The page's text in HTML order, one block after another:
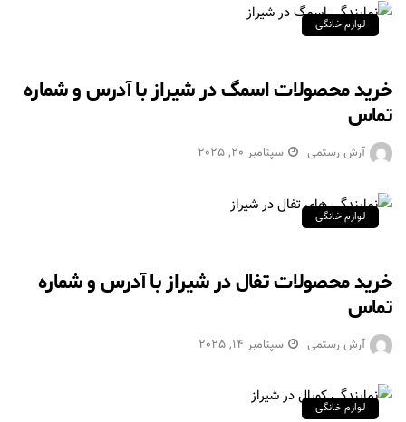
لوازم خانگی
خرید محصولات اسمگ در شیراز با آدرس و شماره
تماس
آرش رستمی سپتامبر 20, 2025
لوازم خانگی
خرید محصولات تفال در شیراز با آدرس و شماره
تماس
آرش رستمی سپتامبر 14, 2025
لوازم خانگی